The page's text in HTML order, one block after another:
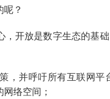
？
，开放是数字生态的基
，并呼吁所有互联网
络空间；